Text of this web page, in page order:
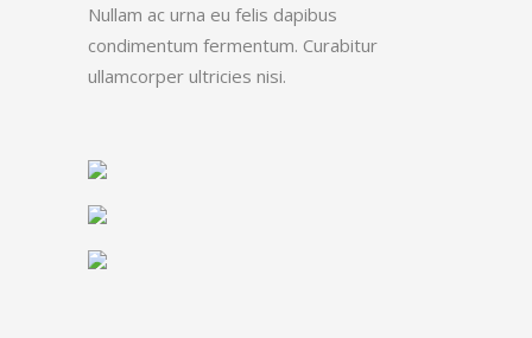
Nullam ac urna eu felis dapibus
condimentum fermentum. Curabitur
ullamcorper ultricies nisi.